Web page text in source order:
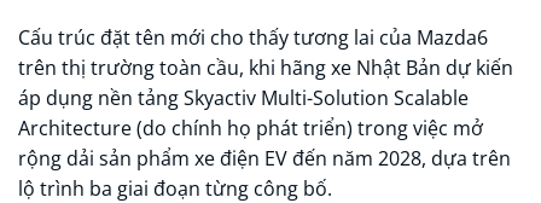
Cấu trúc đặt tên mới cho thấy tương lai của Mazda6
trên thị trường toàn cầu, khi hãng xe Nhật Bản dự kiến
áp dụng nền tảng Skyactiv Multi-Solution Scalable
Architecture (do chính họ phát triển) trong việc mở
rộng dải sản phẩm xe điện EV đến năm 2028, dựa trên
lộ trình ba giai đoạn từng công bố.